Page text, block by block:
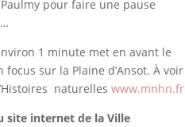
pour faire une pause
1 minute met en avant le
sur la Plaine d’Ansot. À voir
naturelles www.mnhn.fr
site internet de la Ville